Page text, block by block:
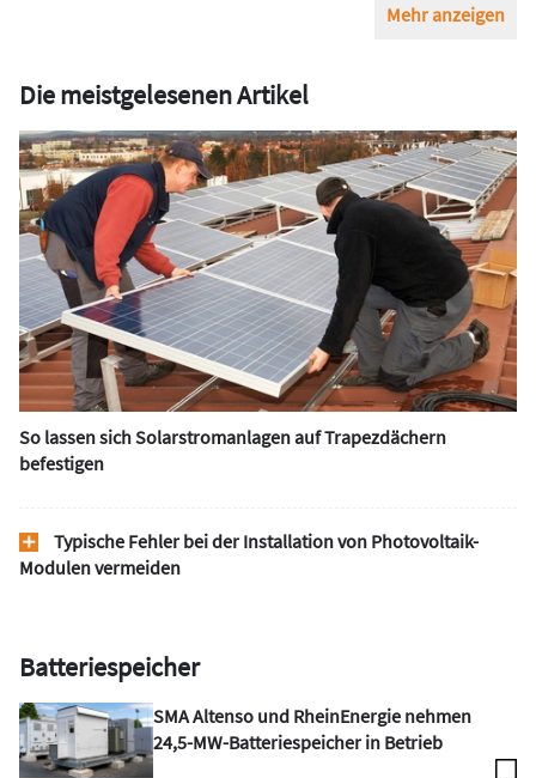
Mehr anzeigen
Die meistgelesenen Artikel
So lassen sich Solarstromanlagen auf Trapezdächern
befestigen
Typische Fehler bei der Installation von Photovoltaik-
Modulen vermeiden
Batteriespeicher
SMA Altenso und RheinEnergie nehmen
24,5-MW-Batteriespeicher in Betrieb